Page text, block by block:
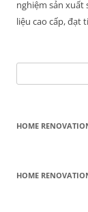
nghiệm sản xuất
liệu cao cấp, đạt
for:
HOME
HOME